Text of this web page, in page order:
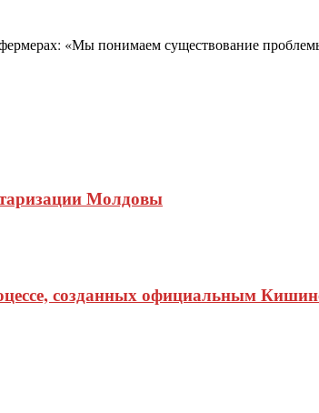
«Мы понимаем существование
Молдовы
созданных официальным